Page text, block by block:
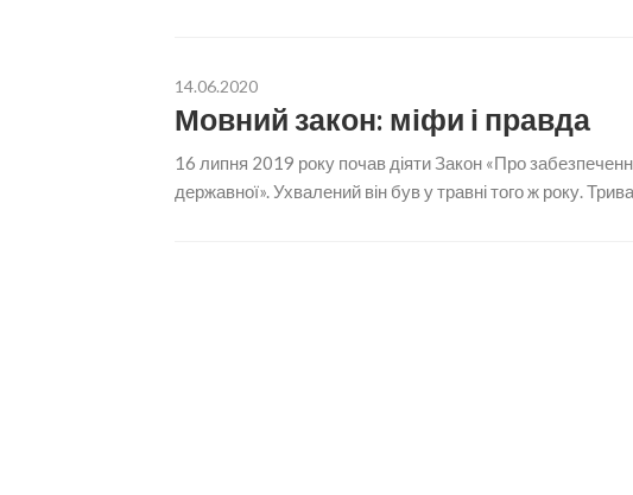
14.06.2020
Мовний закон: міфи і правда
16 липня 2019 року почав діяти Закон «Про
державної». Ухвалений він був у травні того ж року.